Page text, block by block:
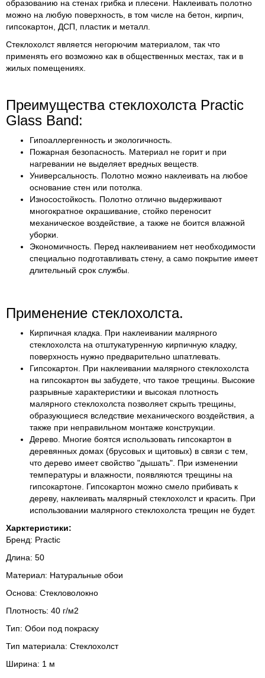
образованию на стенах грибка и плесени. Наклеивать полотно
можно на любую поверхность, в том числе на бетон, кирпич,
гипсокартон, ДСП, пластик и металл.
Стеклохолст является негорючим материалом, так что
применять его возможно как в общественных местах, так и в
жилых помещениях.
Преимущества стеклохолста Practic
Glass Band:
Гипоаллергенность и экологичность.
Пожарная безопасность. Материал не горит и при
нагревании не выделяет вредных веществ.
Универсальность. Полотно можно наклеивать на любое
основание стен или потолка.
Износостойкость. Полотно отлично выдерживают
многократное окрашивание, стойко переносит
механическое воздействие, а также не боится влажной
уборки.
Экономичность. Перед наклеиванием нет необходимости
специально подготавливать стену, а само покрытие имеет
длительный срок службы.
Применение стеклохолста.
Кирпичная кладка. При наклеивании малярного
стеклохолста на отштукатуренную кирпичную кладку,
поверхность нужно предварительно шпатлевать.
Гипсокартон. При наклеивании малярного стеклохолста
на гипсокартон вы забудете, что такое трещины. Высокие
разрывные характеристики и высокая плотность
малярного стеклохолста позволяет скрыть трещины,
образующиеся вследствие механического воздействия, а
также при неправильном монтаже конструкции.
Дерево. Многие боятся использовать гипсокартон в
деревянных домах (брусовых и щитовых) в связи с тем,
что дерево имеет свойство "дышать". При изменении
температуры и влажности, появляются трещины на
гипсокартоне. Гипсокартон можно смело прибивать к
дереву, наклеивать малярный стеклохолст и красить. При
использовании малярного стеклохолста трещин не будет.
Харктеристики:
Бренд: Practic
Длина: 50
Материал: Натуральные обои
Основа: Стекловолокно
Плотность: 40 г/м2
Тип: Обои под покраску
Тип материала: Стеклохолст
Ширина: 1 м